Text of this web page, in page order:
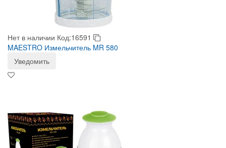
Нет в наличии Код:16591
MAESTRO Измельчитель MR 580
Уведомить